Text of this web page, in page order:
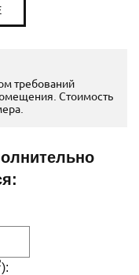
требований
Стоимость
):